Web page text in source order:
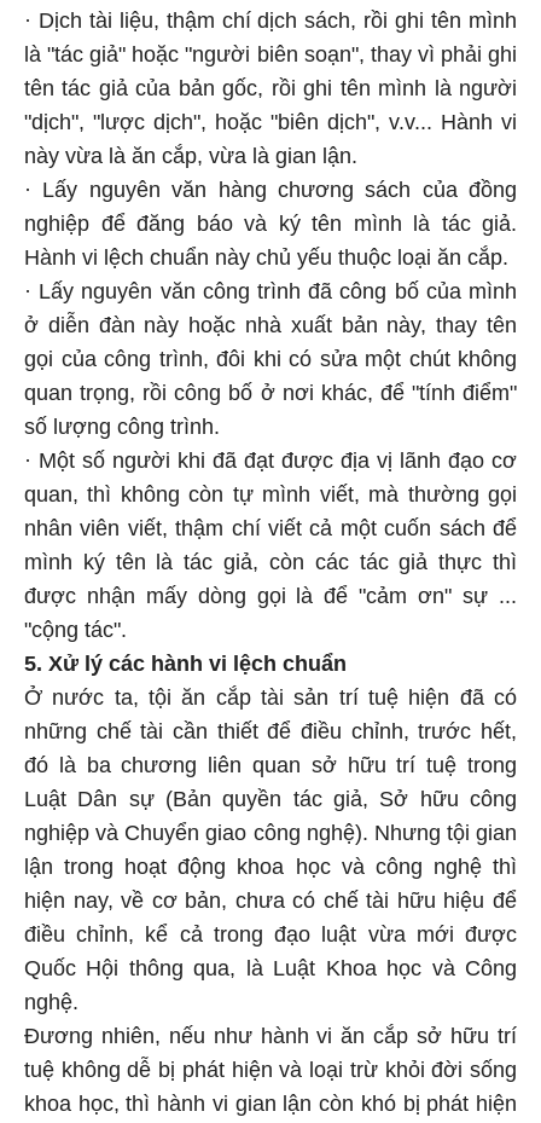
· Dịch tài liệu, thậm chí dịch sách, rồi ghi tên mình
là "tác giả" hoặc "người biên soạn", thay vì phải ghi
tên tác giả của bản gốc, rồi ghi tên mình là người
"dịch", "lược dịch", hoặc "biên dịch", v.v... Hành vi
này vừa là ăn cắp, vừa là gian lận.
· Lấy nguyên văn hàng chương sách của đồng
nghiệp để đăng báo và ký tên mình là tác giả.
Hành vi lệch chuẩn này chủ yếu thuộc loại ăn cắp.
· Lấy nguyên văn công trình đã công bố của mình
ở diễn đàn này hoặc nhà xuất bản này, thay tên
gọi của công trình, đôi khi có sửa một chút không
quan trọng, rồi công bố ở nơi khác, để "tính điểm"
số lượng công trình.
· Một số người khi đã đạt được địa vị lãnh đạo cơ
quan, thì không còn tự mình viết, mà thường gọi
nhân viên viết, thậm chí viết cả một cuốn sách để
mình ký tên là tác giả, còn các tác giả thực thì
được nhận mấy dòng gọi là để "cảm ơn" sự ...
"cộng tác".
5. Xử lý các hành vi lệch chuẩn
Ở nước ta, tội ăn cắp tài sản trí tuệ hiện đã có
những chế tài cần thiết để điều chỉnh, trước hết,
đó là ba chương liên quan sở hữu trí tuệ trong
Luật Dân sự (Bản quyền tác giả, Sở hữu công
nghiệp và Chuyển giao công nghệ). Nhưng tội gian
lận trong hoạt động khoa học và công nghệ thì
hiện nay, về cơ bản, chưa có chế tài hữu hiệu để
điều chỉnh, kể cả trong đạo luật vừa mới được
Quốc Hội thông qua, là Luật Khoa học và Công
nghệ.
Đương nhiên, nếu như hành vi ăn cắp sở hữu trí
tuệ không dễ bị phát hiện và loại trừ khỏi đời sống
khoa học, thì hành vi gian lận còn khó bị phát hiện